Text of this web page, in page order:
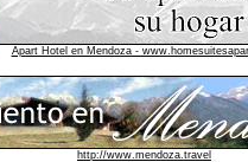
Apart Hotel en Mendoza -
http://www.mendoza.travel